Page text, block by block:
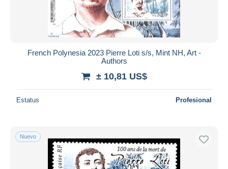
French Polynesia 2023 Pierre Loti s/s, Mint NH, Art -
Authors
± 10,81 US$
Estatus Profesional
Nuevo